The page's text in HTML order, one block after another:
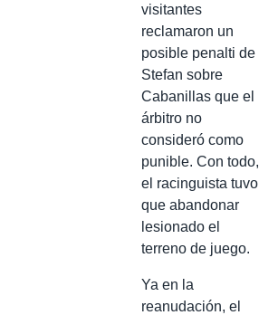
visitantes
reclamaron un
posible penalti de
Stefan sobre
Cabanillas que el
árbitro no
consideró como
punible. Con todo,
el racinguista tuvo
que abandonar
lesionado el
terreno de juego.
Ya en la
reanudación, el